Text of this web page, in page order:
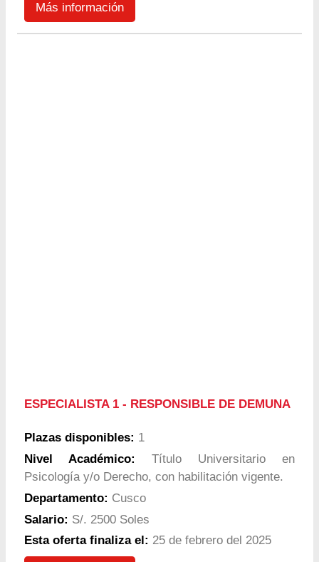
Más información
ESPECIALISTA 1 - RESPONSIBLE DE DEMUNA
Plazas disponibles: 1
Nivel Académico:
Título Universitario en
Psicología y/o Derecho, con habilitación vigente.
Departamento: Cusco
Salario: S/. 2500 Soles
Esta oferta finaliza el: 25 de febrero del 2025